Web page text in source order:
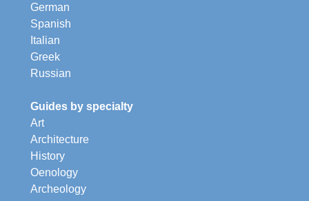
German
Spanish
Italian
Greek
Russian
Guides by specialty
Art
Architecture
History
Oenology
Archeology